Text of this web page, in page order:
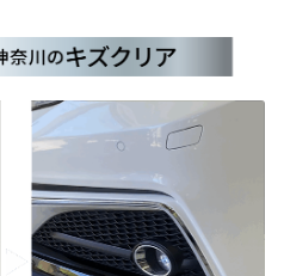
法人のお客様
各種予約
事故・故障受付センター
[受付]24時間,365日対応
0800-080-5365